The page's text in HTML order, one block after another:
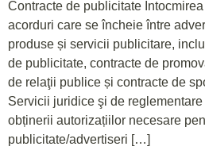
Contracte de publicitate
acorduri care se încheie între
produse și servicii publicitare,
de publicitate, contracte de
de relaţii publice și contracte de
Servicii juridice şi de
obținerii autorizațiilor necesare
publicitate/advertiseri […]